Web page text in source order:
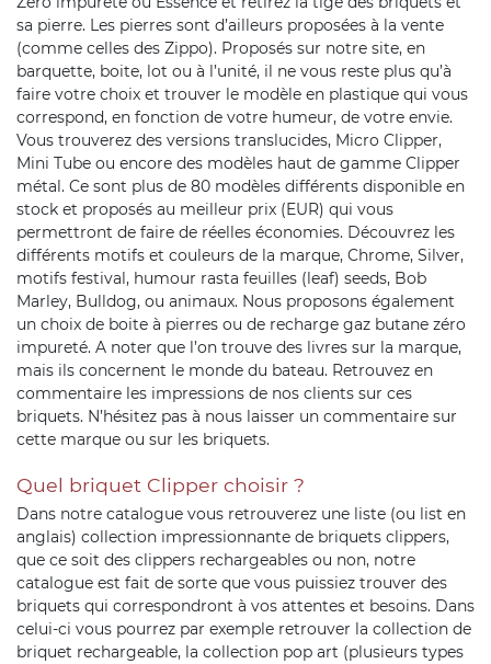
sa pierre. Les pierres sont d’ailleurs proposées à la vente
(comme celles des Zippo). Proposés sur notre site, en
barquette, boite, lot ou à l’unité, il ne vous reste plus qu’à
faire votre choix et trouver le modèle en plastique qui vous
correspond, en fonction de votre humeur, de votre envie.
Vous trouverez des versions translucides, Micro Clipper,
Mini Tube ou encore des modèles haut de gamme Clipper
métal. Ce sont plus de 80 modèles différents disponible en
stock et proposés au meilleur prix (EUR) qui vous
permettront de faire de réelles économies. Découvrez les
différents motifs et couleurs de la marque, Chrome, Silver,
motifs festival, humour rasta feuilles (leaf) seeds, Bob
Marley, Bulldog, ou animaux. Nous proposons également
un choix de boite à pierres ou de recharge gaz butane zéro
impureté. A noter que l’on trouve des livres sur la marque,
mais ils concernent le monde du bateau. Retrouvez en
commentaire les impressions de nos clients sur ces
briquets. N’hésitez pas à nous laisser un commentaire sur
cette marque ou sur les briquets.
Quel briquet Clipper choisir ?
Dans notre catalogue vous retrouverez une liste (ou list en
anglais) collection impressionnante de briquets clippers,
que ce soit des clippers rechargeables ou non, notre
catalogue est fait de sorte que vous puissiez trouver des
briquets qui correspondront à vos attentes et besoins. Dans
celui-ci vous pourrez par exemple retrouver la collection de
briquet rechargeable, la collection pop art (plusieurs types